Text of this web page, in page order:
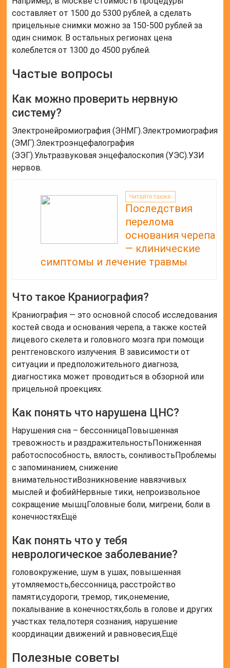
составляет от 1500 до 5300 рублей, а сделать
прицельные снимки можно за 150-500 рублей за
один снимок. В остальных регионах цена
колеблется от 1300 до 4500 рублей.
Частые вопросы
Как можно проверить нервную
систему?
Электронейромиография (ЭНМГ).Электромиография
(ЭМГ).Электроэнцефалография
(ЭЭГ).Ультразвуковая энцефалоскопия (УЭС).УЗИ
нервов.
Читайте также:
Последствия
перелома
основания черепа
— клинические
симптомы и лечение травмы
Что такое Краниография?
Краниография — это основной способ исследования
костей свода и основания черепа, а также костей
лицевого скелета и головного мозга при помощи
рентгеновского излучения. В зависимости от
ситуации и предположительного диагноза,
диагностика может проводиться в обзорной или
прицельной проекциях.
Как понять что нарушена ЦНС?
Нарушения сна – бессонницаПовышенная
тревожность и раздражительностьПониженная
работоспособность, вялость, сонливостьПроблемы
с запоминанием, снижение
внимательностиВозникновение навязчивых
мыслей и фобийНервные тики, непроизвольное
сокращение мышцГоловные боли, мигрени, боли в
конечностяхЕщё
Как понять что у тебя
неврологическое заболевание?
головокружение, шум в ушах, повышенная
утомляемость,бессонница, расстройство
памяти,судороги, тремор, тик,онемение,
покалывание в конечностях,боль в голове и других
участках тела,потеря сознания, нарушение
координации движений и равновесия,Ещё
Полезные советы